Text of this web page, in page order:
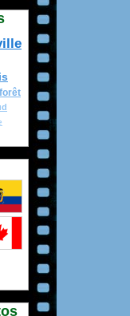
forêt